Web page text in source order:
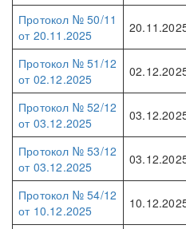
Протокол № 50/11
от 20.11.2025
Протокол № 51/12
от 02.12.2025
Протокол № 52/12
от 03.12.2025
Протокол № 53/12
от 03.12.2025
Протокол № 54/12
от 10.12.2025